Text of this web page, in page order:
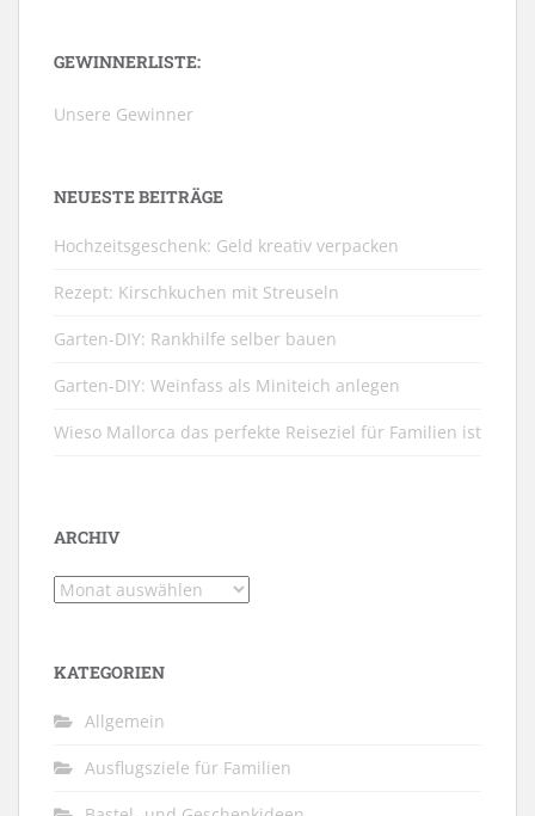
GEWINNERLISTE:
Unsere Gewinner
NEUESTE BEITRÄGE
Hochzeitsgeschenk: Geld kreativ verpacken
Rezept: Kirschkuchen mit Streuseln
Garten-DIY: Rankhilfe selber bauen
Garten-DIY: Weinfass als Miniteich anlegen
Wieso Mallorca das perfekte Reiseziel für Familien ist
ARCHIV
Archiv
KATEGORIEN
Allgemein
Ausflugsziele für Familien